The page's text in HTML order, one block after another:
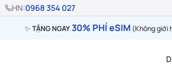
HN:0968 354 027
✨ TẶNG NGAY30% PHÍ eSIM (Không giới